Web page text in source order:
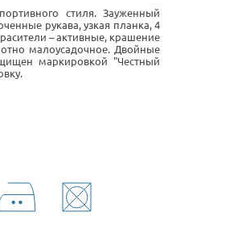
стиля. Зауженный
рукава, узкая планка, 4
– активные, крашение
малоусадочное. Двойные
маркировкой "Честный